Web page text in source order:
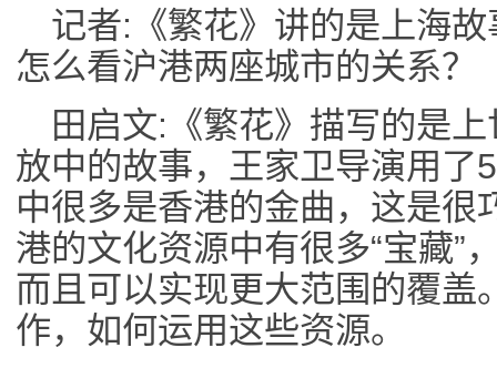
记者:《繁花》讲的是上海
怎么看沪港两座城市的关系？
田启文:《繁花》描写的是
放中的故事，王家卫导演用了
中很多是香港的金曲，这是很
港的文化资源中有很多“宝藏”
而且可以实现更大范围的覆盖
作，如何运用这些资源。